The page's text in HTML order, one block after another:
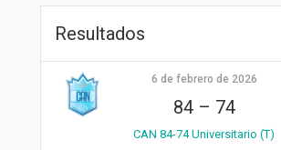
Resultados
6 de febrero de 2026
84– 74
CAN 84-74 Universitario (T)